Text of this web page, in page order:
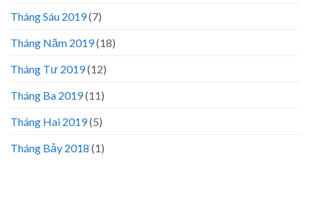
Tháng Sáu 2019(7)
Tháng Năm 2019(18)
Tháng Tư 2019(12)
Tháng Ba 2019(11)
Tháng Hai 2019(5)
Tháng Bảy 2018 (1)